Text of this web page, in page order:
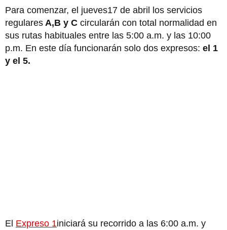
Para comenzar, el jueves17 de abril los servicios
regulares A,B y C circularán con total normalidad en
sus rutas habituales entre las 5:00 a.m. y las 10:00
p.m. En este día funcionarán solo dos expresos: el 1
y el 5.
El Expreso 1iniciará su recorrido a las 6:00 a.m. y